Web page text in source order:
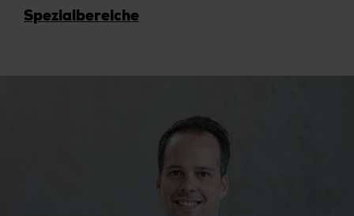
Spezialbereiche